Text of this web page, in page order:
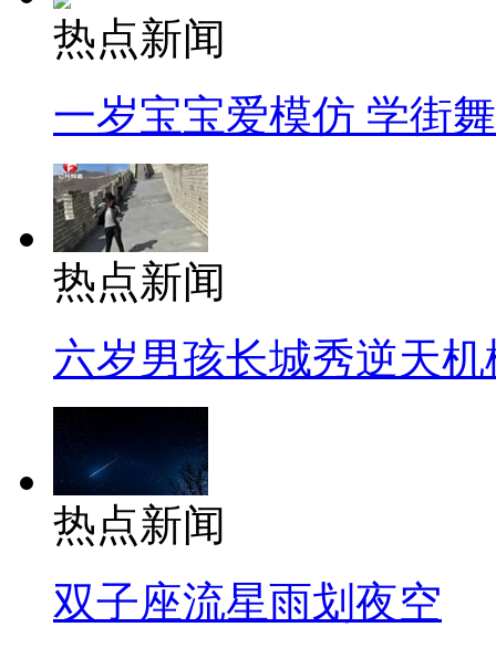
热点新闻
一岁宝宝爱模仿 学街
热点新闻
六岁男孩长城秀逆天机
热点新闻
双子座流星雨划夜空